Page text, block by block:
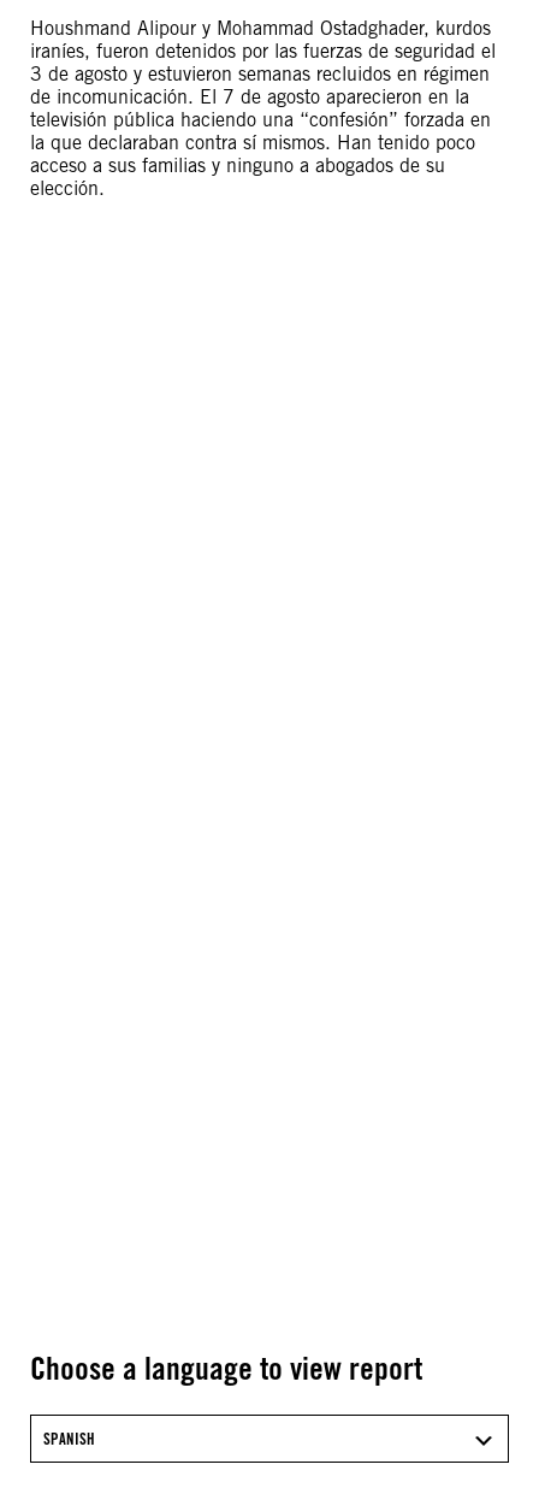
Houshmand Alipour y Mohammad Ostadghader, kurdos
iraníes, fueron detenidos por las fuerzas de seguridad el
3 de agosto y estuvieron semanas recluidos en régimen
de incomunicación. El 7 de agosto aparecieron en la
televisión pública haciendo una “confesión” forzada en
la que declaraban contra sí mismos. Han tenido poco
acceso a sus familias y ninguno a abogados de su
elección.
Choose a language to view report
SPANISH